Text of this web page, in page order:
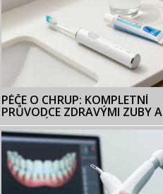
PÉČE O CHRUP: KOMPLETNÍ
PRŮVODCE ZDRAVÝMI ZUBY A
JEJICH NÁZVY